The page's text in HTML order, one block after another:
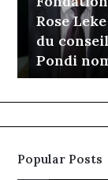
présidence
du
conseil,
Pondi
vice-
président
Rose
du
Pondi
Popular Posts